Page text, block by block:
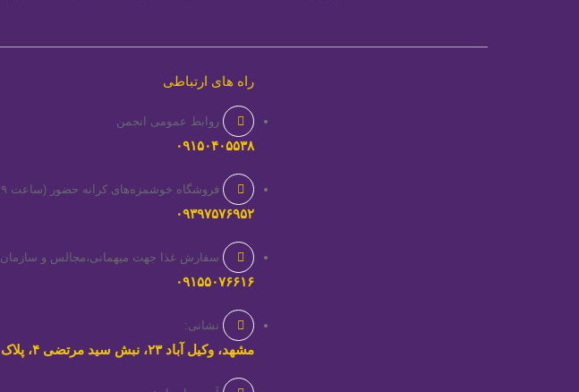
راه های ارتباطی
روابط عمومی انجمن
۰۹۱۵۰۴۰۵۵۳۸
فروشگاه خوشمزه‌های کرانه حضور (ساعت ۹ الی ۲۲)
۰۹۳۹۷۵۷۶۹۵۲
سفارش غذا جهت میهمانی،مجالس و
۰۹۱۵۵۰۷۶۶۱۶
نشانی:
مشهد، وکیل آباد ۲۳، نبش سید مرتضی ۴، پلاک ۲۴